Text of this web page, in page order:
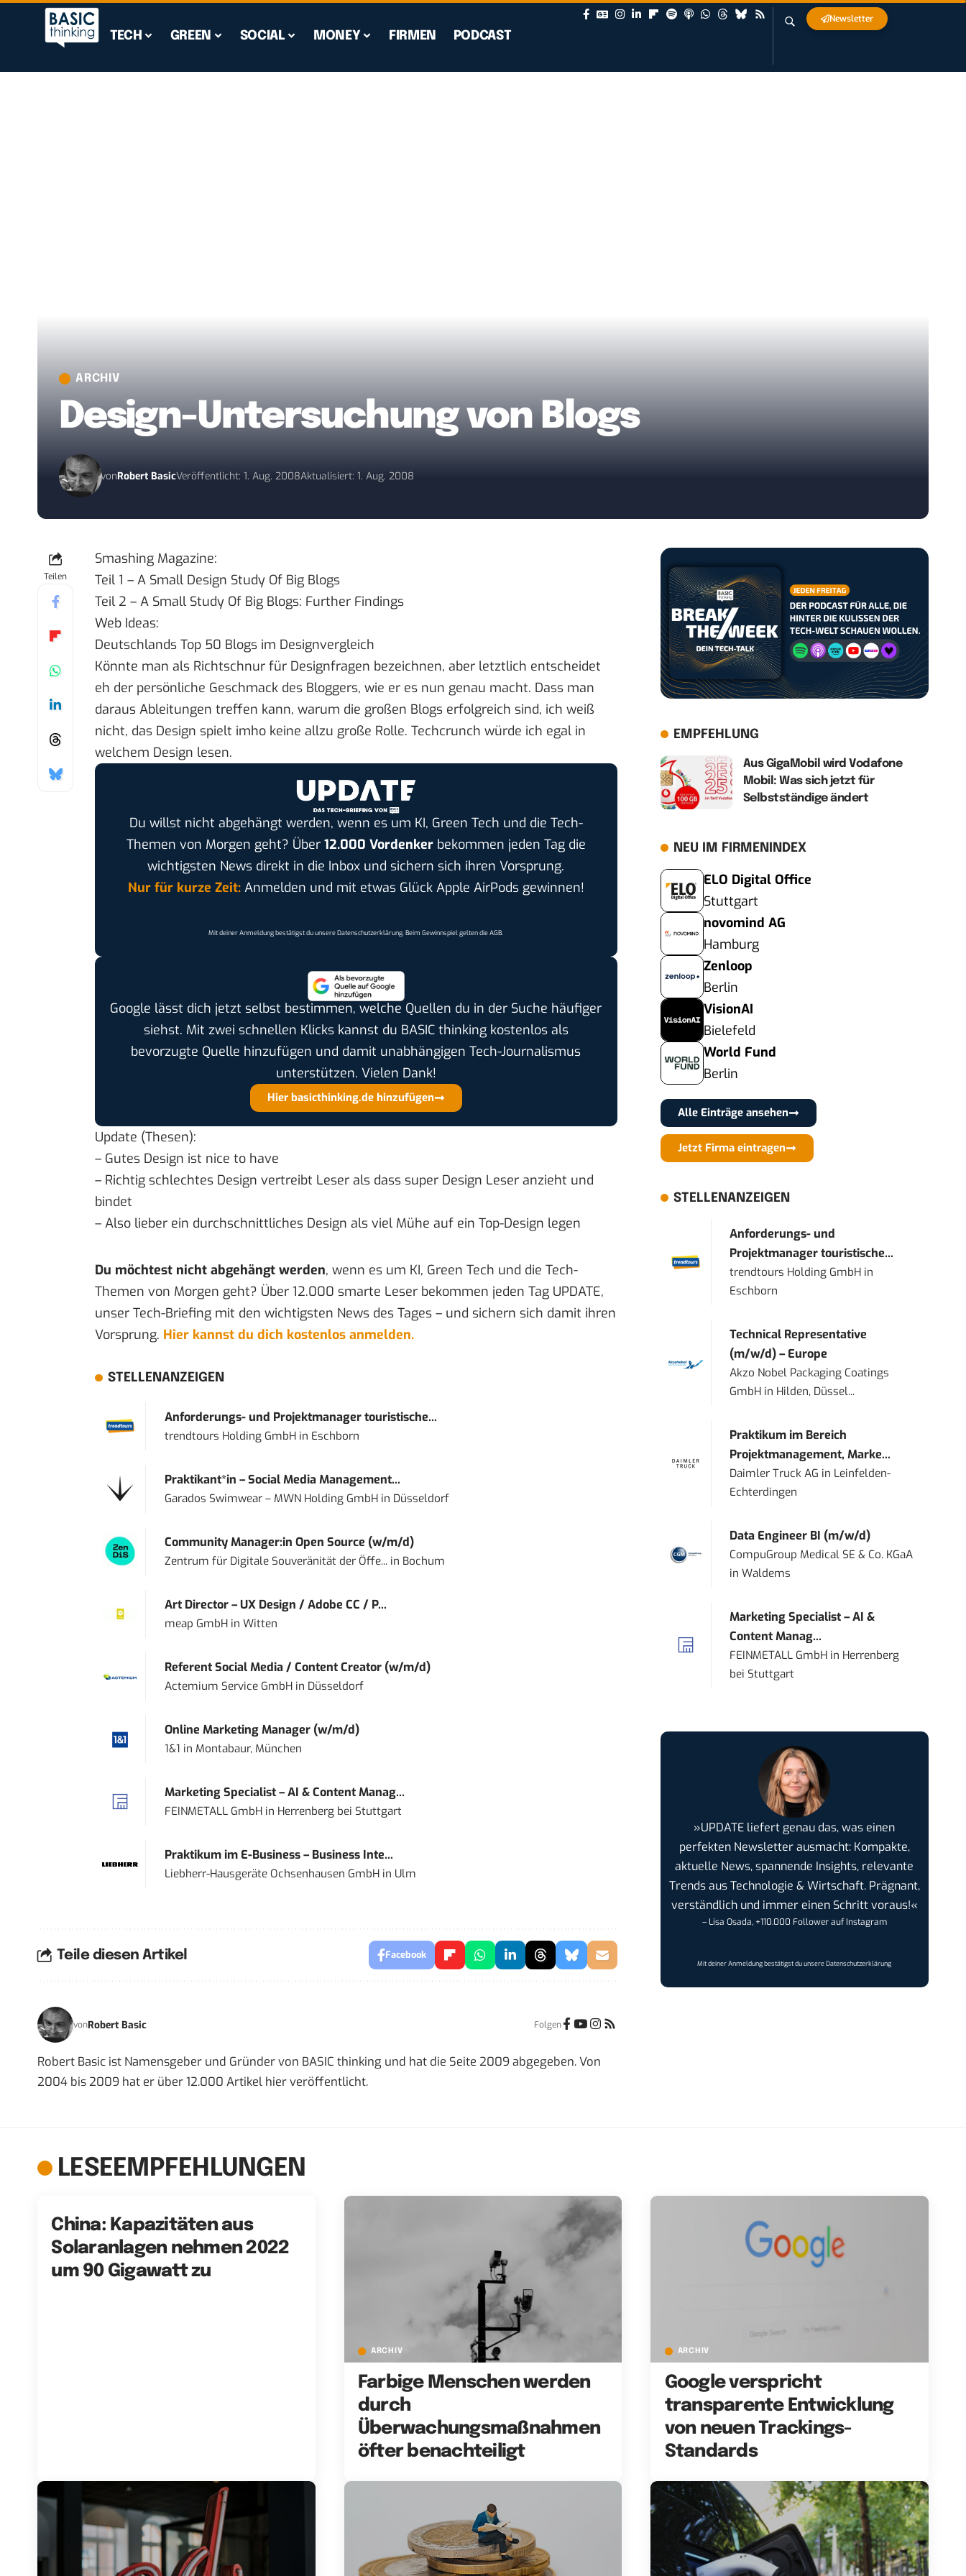
TECH GREEN SOCIAL MONEY FIRMEN PODCAST
Newsletter
ARCHIV
Design-Untersuchung von Blogs
vonRobert BasicVeröffentlicht: 1. Aug. 2008Aktualisiert: 1. Aug. 2008
Teilen
Smashing Magazine:
Teil 1 – A Small Design Study Of Big Blogs
Teil 2 – A Small Study Of Big Blogs: Further Findings
Web Ideas:
Deutschlands Top 50 Blogs im Designvergleich
Könnte man als Richtschnur für Designfragen bezeichnen, aber letztlich entscheidet
eh der persönliche Geschmack des Bloggers, wie er es nun genau macht. Dass man
daraus Ableitungen treffen kann, warum die großen Blogs erfolgreich sind, ich weiß
nicht, das Design spielt imho keine allzu große Rolle. Techcrunch würde ich egal in
welchem Design lesen.
Du willst nicht abgehängt werden, wenn es um KI, Green Tech und die Tech-
Themen von Morgen geht? Über 12.000 Vordenkerbekommen jeden Tag die
wichtigsten News direkt in die Inbox und sichern sich ihren Vorsprung.
Nur für kurze Zeit:Anmelden und mit etwas Glück Apple AirPods gewinnen!
Mit deiner Anmeldung bestätigst du unsereDatenschutzerklärung. Beim Gewinnspiel gelten dieAGB.
Google lässt dich jetzt selbst bestimmen, welche Quellen du in der Suche häufiger
siehst. Mit zwei schnellen Klicks kannst du BASIC thinking kostenlos als
bevorzugte Quelle hinzufügen und damit unabhängigen Tech-Journalismus
unterstützen. Vielen Dank!
Hier basicthinking.de hinzufügen
Update (Thesen):
– Gutes Design ist nice to have
– Richtig schlechtes Design vertreibt Leser als dass super Design Leser anzieht und
bindet
– Also lieber ein durchschnittliches Design als viel Mühe auf ein Top-Design legen
Du möchtest nicht abgehängt werden, wenn es um KI, Green Tech und die Tech-
Themen von Morgen geht? Über 12.000 smarte Leser bekommen jeden Tag UPDATE,
unser Tech-Briefing mit den wichtigsten News des Tages – und sichern sich damit ihren
Vorsprung. Hier kannst du dich kostenlos anmelden.
STELLENANZEIGEN
Anforderungs- und Projektmanager touristische...
trendtours Holding GmbHin Eschborn
Praktikant*in – Social Media Management...
Garados Swimwear – MWN Holding GmbHin Düsseldorf
Community Manager:in Open Source (w/m/d)
Zentrum für Digitale Souveränität der Öffe...in Bochum
Art Director – UX Design / Adobe CC / P...
meap GmbHin Witten
Referent Social Media / Content Creator (w/m/d)
Actemium Service GmbHin Düsseldorf
Online Marketing Manager (w/m/d)
1&1 in Montabaur, München
Marketing Specialist – AI & Content Manag...
FEINMETALL GmbHin Herrenberg bei Stuttgart
Praktikum im E-Business – Business Inte...
Liebherr-Hausgeräte Ochsenhausen GmbHin Ulm
Teile diesen Artikel Facebook
vonRobert Basic Folgen
Robert Basic ist Namensgeber und Gründer von BASIC thinking und hat die Seite 2009 abgegeben. Von
2004 bis 2009 hat er über 12.000 Artikel hier veröffentlicht.
EMPFEHLUNG
Aus GigaMobil wird Vodafone
Mobil: Was sich jetzt für
Selbstständige ändert
NEU IM FIRMENINDEX
ELO Digital Office
Stuttgart
novomind AG
Hamburg
Zenloop
Berlin
VisionAI
Bielefeld
World Fund
Berlin
Alle Einträge ansehen
Jetzt Firma eintragen
STELLENANZEIGEN
Anforderungs- und
Projektmanager touristische...
trendtours Holding GmbH in
Eschborn
Technical Representative
(m/w/d) – Europe
Akzo Nobel Packaging Coatings
GmbH in Hilden, Düssel...
Praktikum im Bereich
Projektmanagement, Marke...
Daimler Truck AG in Leinfelden-
Echterdingen
Data Engineer BI (m/w/d)
CompuGroup Medical SE & Co. KGaA
inWaldems
Marketing Specialist – AI &
Content Manag...
FEINMETALL GmbH in Herrenberg
bei Stuttgart
»UPDATE liefert genau das, was einen
perfekten Newsletter ausmacht: Kompakte,
aktuelle News, spannende Insights, relevante
Trends aus Technologie & Wirtschaft. Prägnant,
verständlich und immer einen Schritt voraus!«
– Lisa Osada, +110.000 Follower auf Instagram
Mit deiner Anmeldung bestätigst du unsereDatenschutzerklärung
LESEEMPFEHLUNGEN
China: Kapazitäten aus
Solaranlagen nehmen 2022
um 90 Gigawatt zu
ARCHIV
Farbige Menschen werden
durch
Überwachungsmaßnahmen
öfter benachteiligt
ARCHIV
Google verspricht
transparente Entwicklung
von neuen Trackings-
Standards